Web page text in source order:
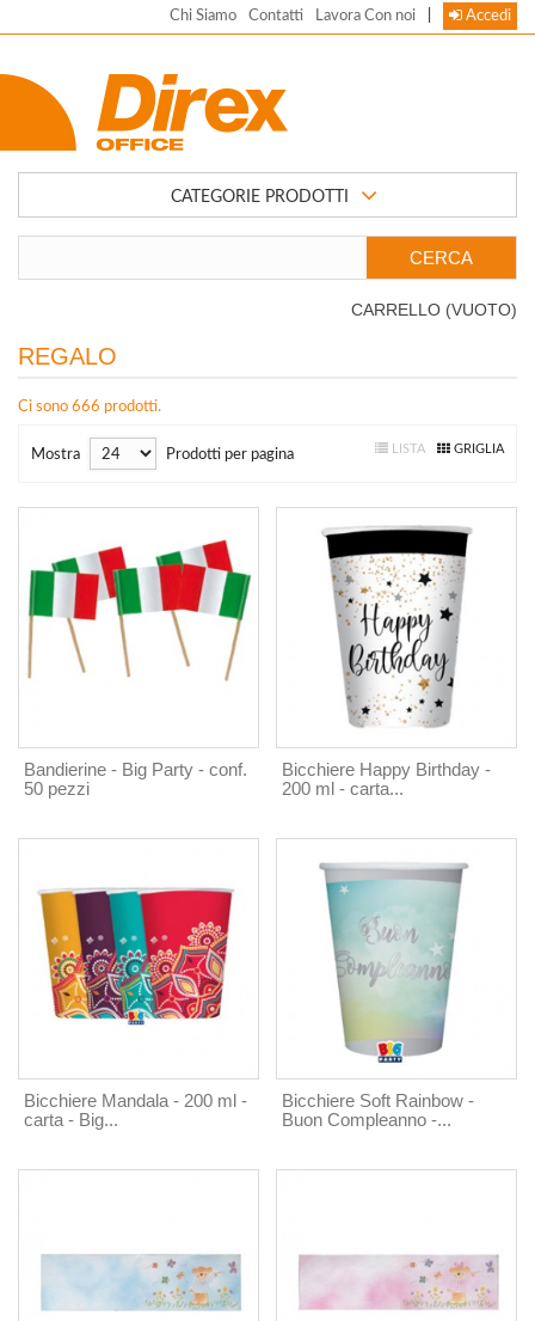
Chi Siamo Contatti Lavora Con noi Accedi
CATEGORIE PRODOTTI
CARRELLO (VUOTO)
REGALO
Ci sono 666 prodotti.
Mostra Prodotti per pagina LISTA GRIGLIA
Bandierine - Big Party - conf.
50 pezzi
Bicchiere Happy Birthday -
200 ml - carta...
Bicchiere Mandala - 200 ml -
carta - Big...
Bicchiere Soft Rainbow -
Buon Compleanno -...